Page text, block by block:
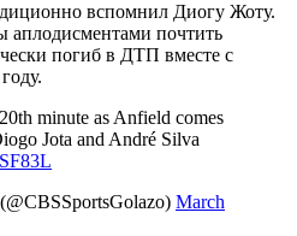
вспомнил Диогу Жоту.
аплодисментами почтить
погиб в ДТП вместе с
minute as Anfield comes
Jota and André Silva
March